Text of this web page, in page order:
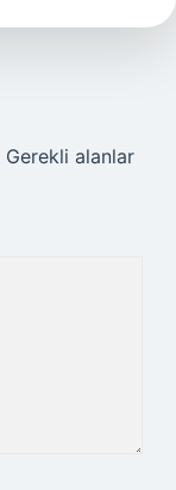
Gerekli alanlar